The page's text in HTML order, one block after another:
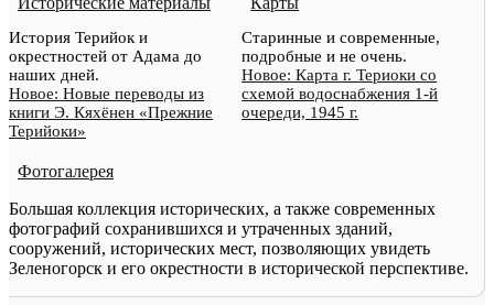
История Терийок и
окрестностей от Адама до
наших дней.
Новое: Новые переводы из
книги Э. Кяхёнен «Прежние
Терийоки»
Старинные и современные,
подробные и не очень.
Новое: Карта г. Териоки со
схемой водоснабжения 1-й
очереди, 1945 г.
Фотогалерея
Большая коллекция исторических, а также современных
фотографий сохранившихся и утраченных зданий,
сооружений, исторических мест, позволяющих увидеть
Зеленогорск и его окрестности в исторической перспективе.